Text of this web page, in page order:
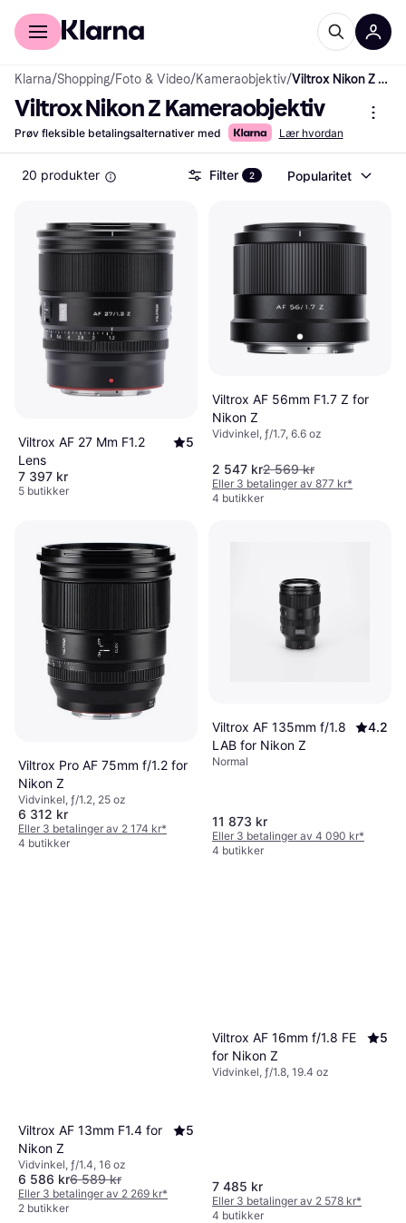
For kunder
Klarna/Shopping/Foto & Video/Kameraobjektiv/ Viltrox Nikon Z Kameraobjektiv
Viltrox Nikon Z Kameraobjektiv
Prøv fleksible betalingsalternativer med Lær hvordan
20 produkter Filter 2 Popularitet
Viltrox AF 27 Mm F1.2
Lens
5
7 397 kr
5 butikker
Viltrox AF 56mm F1.7 Z for
Nikon Z
Vidvinkel, ƒ/1.7, 6.6 oz
2 547 kr2 569 kr
Eller 3 betalinger av 877 kr*
4 butikker
Viltrox Pro AF 75mm f/1.2 for
Nikon Z
Vidvinkel, ƒ/1.2, 25 oz
6 312 kr
Eller 3 betalinger av 2 174 kr*
4 butikker
Viltrox AF 135mm f/1.8
LAB for Nikon Z
4.2
Normal
11 873 kr
Eller 3 betalinger av 4 090 kr*
4 butikker
Viltrox AF 13mm F1.4 for
Nikon Z
5
Vidvinkel, ƒ/1.4, 16 oz
6 586 kr6 589 kr
Eller 3 betalinger av 2 269 kr*
2 butikker
Viltrox AF 16mm f/1.8 FE
for Nikon Z
5
Vidvinkel, ƒ/1.8, 19.4 oz
7 485 kr
Eller 3 betalinger av 2 578 kr*
4 butikker